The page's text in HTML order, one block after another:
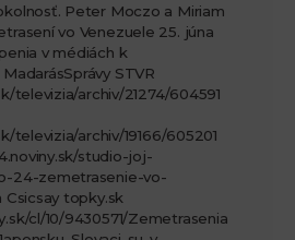
Peter Moczo a Miriam
vo Venezuele 25. júna
v médiách k
STVR
televizia/archiv/21274/604591
televizia/archiv/19166/605201
studio-joj-
24-zemetrasenie-vo-
topky.sk
cl/10/9430571/Zemetrasenia